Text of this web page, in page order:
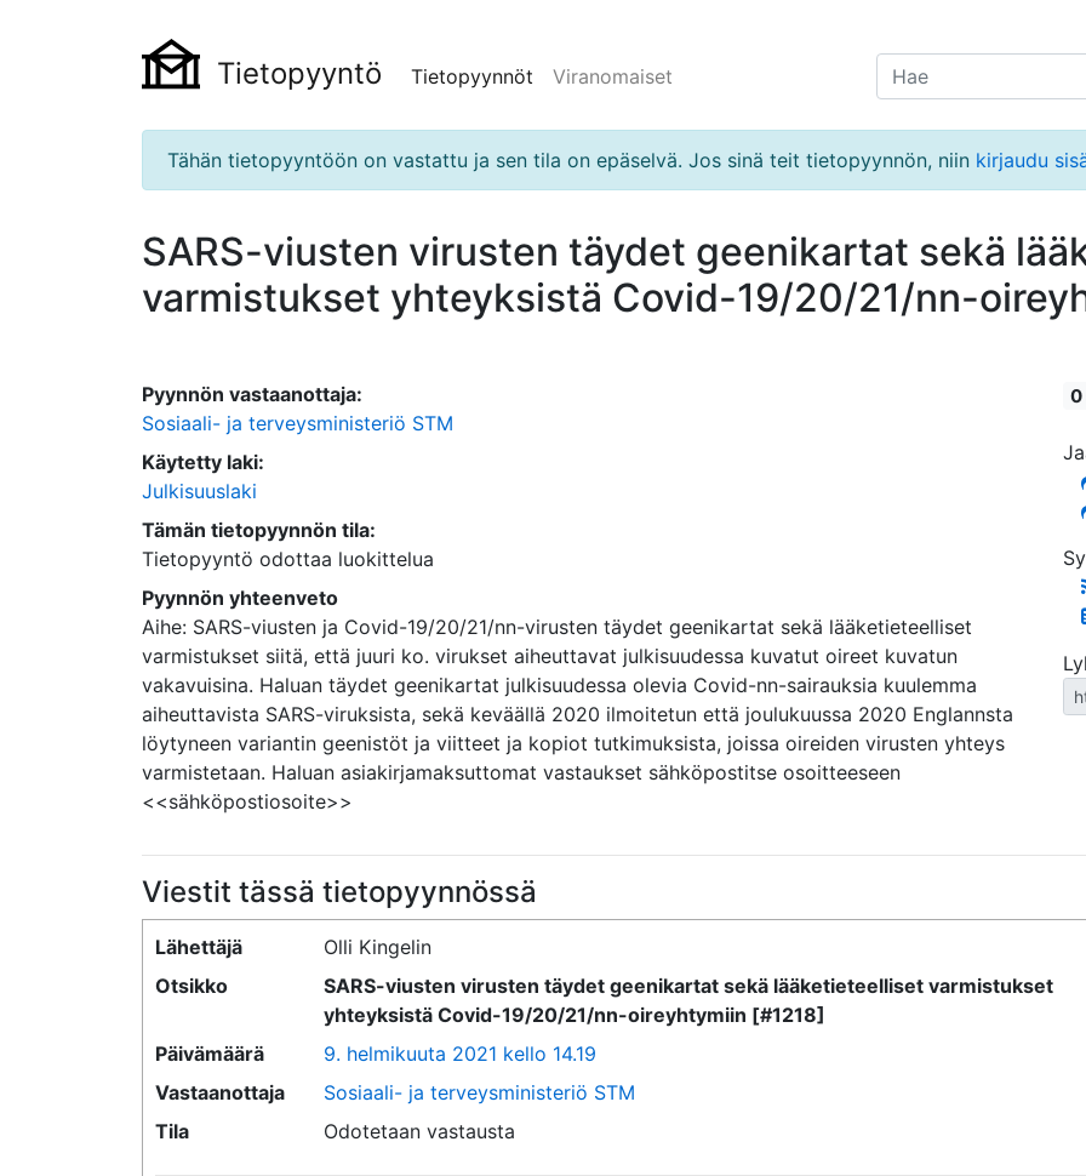
Tietopyyntö Tietopyynnöt Viranomaiset
Tähän tietopyyntöön on vastattu ja sen tila on epäselvä. Jos sinä teit tietopyynnön, niin kirjaudu
SARS-viusten virusten täydet geenikartat sekä
varmistukset yhteyksistä Covid-19/20/21/nn-
Pyynnön vastaanottaja:
Sosiaali- ja terveysministeriö STM
Käytetty laki:
Julkisuuslaki
Tämän tietopyynnön tila:
Tietopyyntö odottaa luokittelua
Pyynnön yhteenveto
Aihe: SARS-viusten ja Covid-19/20/21/nn-virusten täydet geenikartat sekä lääketieteelliset
varmistukset siitä, että juuri ko. virukset aiheuttavat julkisuudessa kuvatut oireet kuvatun
vakavuisina. Haluan täydet geenikartat julkisuudessa olevia Covid-nn-sairauksia kuulemma
aiheuttavista SARS-viruksista, sekä keväällä 2020 ilmoitetun että joulukuussa 2020 Englannsta
löytyneen variantin geenistöt ja viitteet ja kopiot tutkimuksista, joissa oireiden virusten yhteys
varmistetaan. Haluan asiakirjamaksuttomat vastaukset sähköpostitse osoitteeseen
<<sähköpostiosoite>>
0
Viestit tässä tietopyynnössä
Lähettäjä
Olli Kingelin
Otsikko
SARS-viusten virusten täydet geenikartat sekä lääketieteelliset varmistukset
yhteyksistä Covid-19/20/21/nn-oireyhtymiin [#1218]
Päivämäärä
9. helmikuuta 2021 kello 14.19
Vastaanottaja
Sosiaali- ja terveysministeriö STM
Tila
Odotetaan vastausta